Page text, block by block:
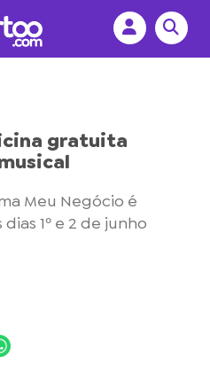
gratuita
Meu Negócio é
1º e 2 de junho